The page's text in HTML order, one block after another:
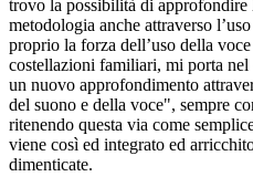
trovo la possibilità di approfondire
metodologia anche attraverso
proprio la forza dell’uso della
costellazioni familiari, mi porta
un nuovo approfondimento
del suono e della voce", sempre
ritenendo questa via come
viene così ed integrato ed
dimenticate.